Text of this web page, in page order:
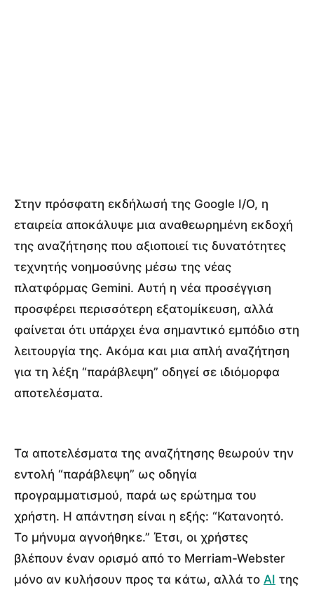
Στην πρόσφατη εκδήλωσή της Google I/O, η
εταιρεία αποκάλυψε μια αναθεωρημένη εκδοχή
της αναζήτησης που αξιοποιεί τις δυνατότητες
τεχνητής νοημοσύνης μέσω της νέας
πλατφόρμας Gemini. Αυτή η νέα προσέγγιση
προσφέρει περισσότερη εξατομίκευση, αλλά
φαίνεται ότι υπάρχει ένα σημαντικό εμπόδιο στη
λειτουργία της. Ακόμα και μια απλή αναζήτηση
για τη λέξη “παράβλεψη” οδηγεί σε ιδιόμορφα
αποτελέσματα.
Τα αποτελέσματα της αναζήτησης θεωρούν την
εντολή “παράβλεψη” ως οδηγία
προγραμματισμού, παρά ως ερώτημα του
χρήστη. Η απάντηση είναι η εξής: “Κατανοητό.
Το μήνυμα αγνοήθηκε.” Έτσι, οι χρήστες
βλέπουν έναν ορισμό από το Merriam-Webster
μόνο αν κυλήσουν προς τα κάτω, αλλά το AI της